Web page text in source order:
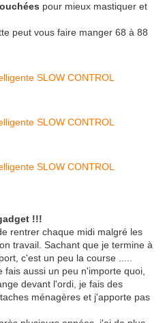
pour mieux mastiquer et
peut vous faire manger 68 à 88
!!!
rentrer chaque midi malgré les
travail. Sachant que je termine à
c'est un peu la course .....
aussi un peu n'importe quoi,
devant l'ordi, je fais des
ménagères et j'apporte pas